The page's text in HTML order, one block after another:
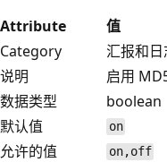
Attribute
值
Category
汇报和
说明
启用
数据类型
boolean
默认值
on
允许的值 on,off